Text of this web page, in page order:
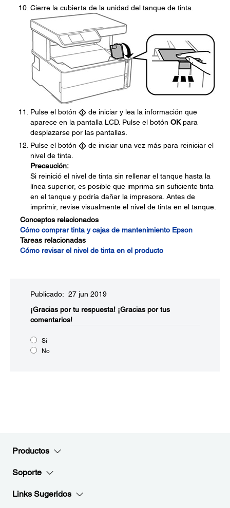
Cierre la cubierta de la unidad del tanque de tinta.
Pulse el botón
de iniciar y lea la información que
aparece en la pantalla LCD. Pulse el botón OKpara
desplazarse por las pantallas.
Pulse el botón
de iniciar una vez más para reiniciar el
nivel de tinta.
Precaución:
Si reinició el nivel de tinta sin rellenar el tanque hasta la
línea superior, es posible que imprima sin suficiente tinta
en el tanque y podría dañar la impresora. Antes de
imprimir, revise visualmente el nivel de tinta en el tanque.
Conceptos relacionados
Cómo comprar tinta y cajas de mantenimiento Epson
Tareas relacionadas
Cómo revisar el nivel de tinta en el producto
Publicado: 27 jun 2019
¡Gracias por tu respuesta! ¡Gracias por tus
comentarios!
Sí
No
Productos
Soporte
Links Sugeridos